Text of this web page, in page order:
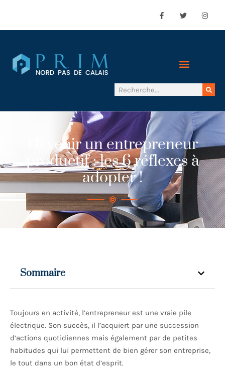
Devenir un entrepreneur
productif : les 6 réflexes à
adopter !
Sommaire
Toujours en activité, l’entrepreneur est une vraie pile
électrique. Son succès, il l’acquiert par une succession
d’actions quotidiennes mais également par de petites
habitudes qui lui permettent de bien gérer son entreprise,
le tout dans un bon état d’esprit.